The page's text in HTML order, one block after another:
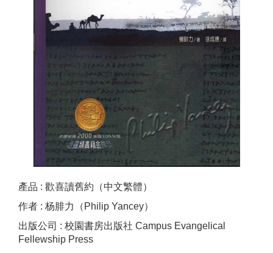
產品 : 歡喜讀舊約（中文繁體）
作者 : 杨腓力（Philip Yancey）
出版公司 : 校園書房出版社 Campus Evangelical
Fellewship Press